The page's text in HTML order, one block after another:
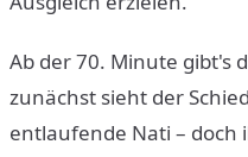
Ab der 70. Minute gibt's
zunächst sieht der
entlaufende Nati – doch